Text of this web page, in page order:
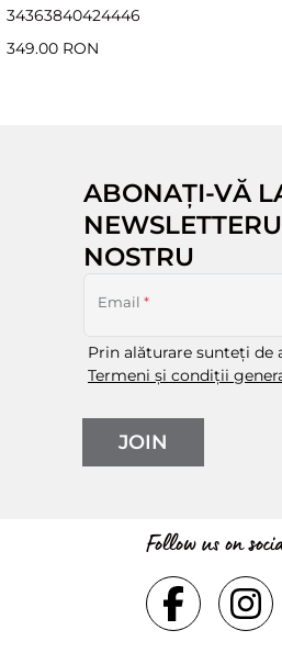
34363840424446
349.00 RON
ABONAȚI-VĂ
NOSTRU
Email *
Prin alăturare sunteți de
Termeni și condiții
JOIN
Follow us on